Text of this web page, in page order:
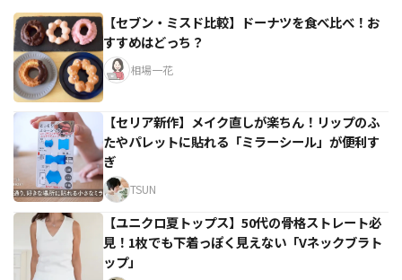
【セブン・ミスド比較】ドーナツを食べ比べ！お
すすめはどっち？
相場一花
【セリア新作】メイク直しが楽ちん！リップのふ
たやパレットに貼れる「ミラーシール」が便利す
ぎ
TSUN
【ユニクロ夏トップス】50代の骨格ストレート必
見！1枚でも下着っぽく見えない「Vネックブラト
ップ」